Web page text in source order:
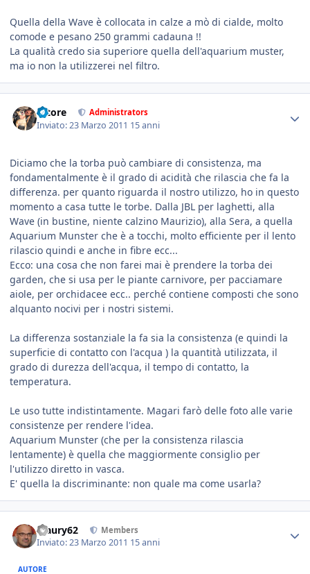
Quella della Wave è collocata in calze a mò di cialde, molto
comode e pesano 250 grammi cadauna !!
La qualità credo sia superiore quella dell'aquarium muster,
ma io non la utilizzerei nel filtro.
tatore Administrators
Inviato:23 Marzo 2011 15 anni
Diciamo che la torba può cambiare di consistenza, ma
fondamentalmente è il grado di acidità che rilascia che fa la
differenza. per quanto riguarda il nostro utilizzo, ho in questo
momento a casa tutte le torbe. Dalla JBL per laghetti, alla
Wave (in bustine, niente calzino Maurizio), alla Sera, a quella
Aquarium Munster che è a tocchi, molto efficiente per il lento
rilascio quindi e anche in fibre ecc...
Ecco: una cosa che non farei mai è prendere la torba dei
garden, che si usa per le piante carnivore, per pacciamare
aiole, per orchidacee ecc.. perché contiene composti che sono
alquanto nocivi per i nostri sistemi.
La differenza sostanziale la fa sia la consistenza (e quindi la
superficie di contatto con l'acqua ) la quantità utilizzata, il
grado di durezza dell'acqua, il tempo di contatto, la
temperatura.
Le uso tutte indistintamente. Magari farò delle foto alle varie
consistenze per rendere l'idea.
Aquarium Munster (che per la consistenza rilascia
lentamente) è quella che maggiormente consiglio per
l'utilizzo diretto in vasca.
E' quella la discriminante: non quale ma come usarla?
Maury62 Members
Inviato:23 Marzo 2011 15 anni
AUTORE